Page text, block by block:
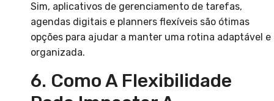
Sim, aplicativos de gerenciamento de tarefas,
agendas digitais e planners flexíveis são ótimas
opções para ajudar a manter uma rotina adaptável e
organizada.
6. Como A Flexibilidade